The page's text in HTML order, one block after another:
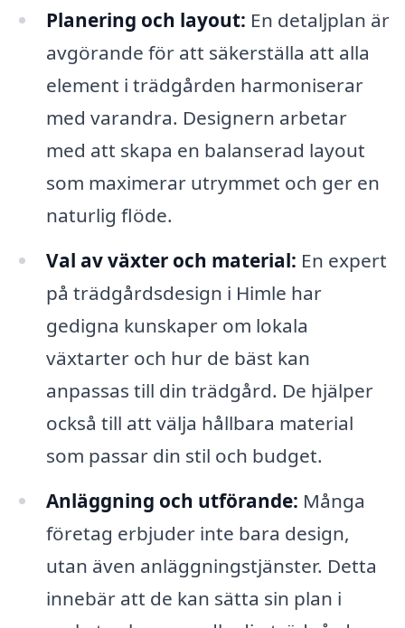
Planering och layout: En detaljplan är
avgörande för att säkerställa att alla
element i trädgården harmoniserar
med varandra. Designern arbetar
med att skapa en balanserad layout
som maximerar utrymmet och ger en
naturlig flöde.
Val av växter och material: En expert
på trädgårdsdesign i Himle har
gedigna kunskaper om lokala
växtarter och hur de bäst kan
anpassas till din trädgård. De hjälper
också till att välja hållbara material
som passar din stil och budget.
Anläggning och utförande: Många
företag erbjuder inte bara design,
utan även anläggningstjänster. Detta
innebär att de kan sätta sin plan i